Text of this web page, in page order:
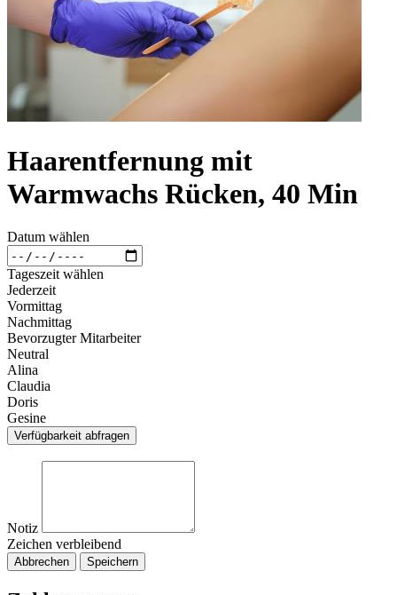
Haarentfernung mit
Warmwachs Rücken, 40 Min
Datum wählen
Tageszeit wählen
Jederzeit
Vormittag
Nachmittag
Bevorzugter Mitarbeiter
Neutral
Alina
Claudia
Doris
Gesine
Verfügbarkeit abfragen
Notiz
Zeichen verbleibend
Abbrechen Speichern